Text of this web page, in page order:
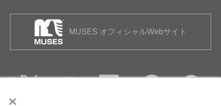
×
MUSES オフィシャルWebサイト